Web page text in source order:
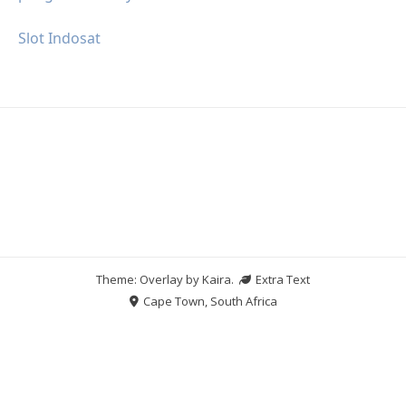
Slot Indosat
Theme: Overlay byKaira.
Extra Text
Cape Town, South Africa